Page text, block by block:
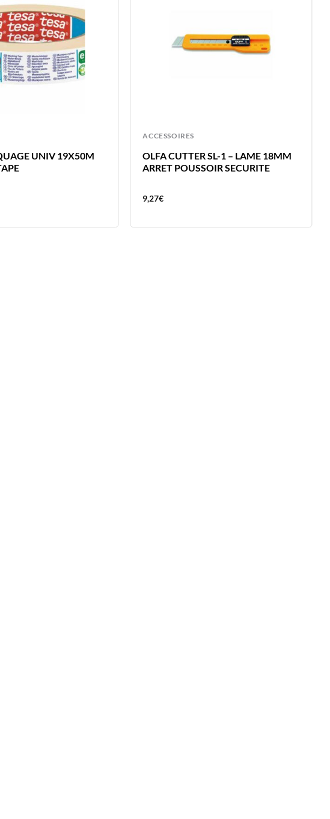
UNIV 19X50M
ACCESSOIRES
OLFA CUTTER SL-1 – LAME 18MM
ARRET POUSSOIR SECURITE
9,27€